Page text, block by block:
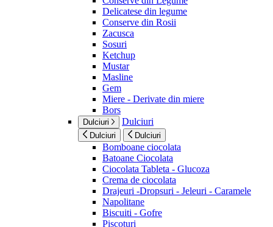
Delicatese din legume
Conserve din Rosii
Zacusca
Sosuri
Ketchup
Mustar
Masline
Gem
Miere - Derivate din miere
Bors
Dulciuri Dulciuri
Dulciuri Dulciuri
Bomboane ciocolata
Batoane Ciocolata
Ciocolata Tableta - Glucoza
Crema de ciocolata
Drajeuri -Dropsuri - Jeleuri - Caramele
Napolitane
Biscuiti - Gofre
Piscoturi